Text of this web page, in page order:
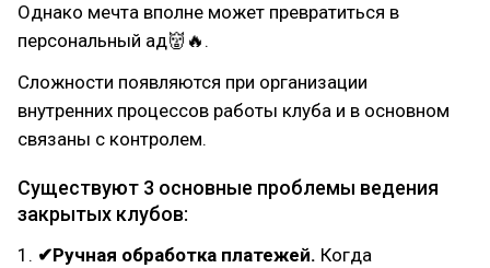
Однако мечта вполне может превратиться в
персональный ад👹🔥.
Сложности появляются при организации
внутренних процессов работы клуба и в основном
связаны с контролем.
Cуществуют 3 основные проблемы ведения
закрытых клубов:
1. ✔Ручная обработка платежей. Когда